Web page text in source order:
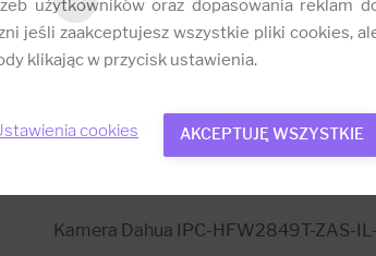
Kamera Dahua IPC-HFW2849T-ZAS-
użytkowników oraz dopasowania reklam
jeśli zaakceptujesz wszystkie pliki cookies,
klikając w przycisk ustawienia.
cookies AKCEPTUJĘ WSZYSTKIE